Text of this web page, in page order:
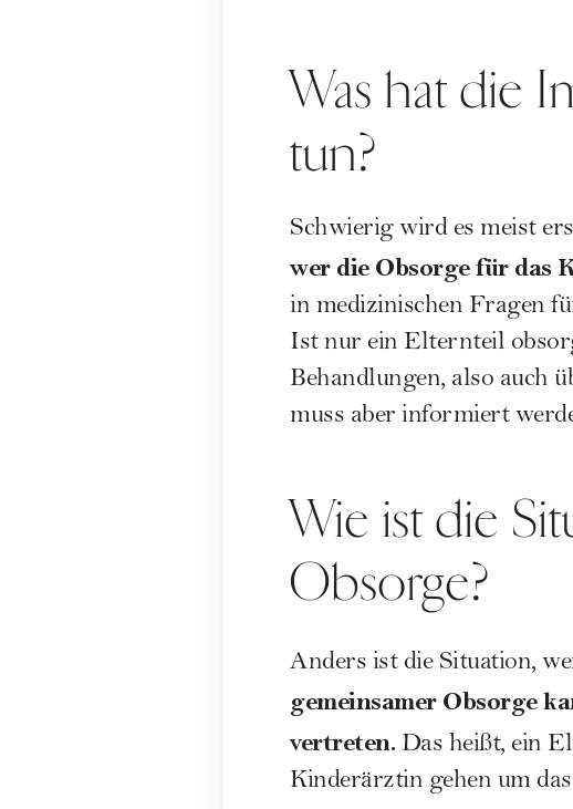
Was hat die
tun?
Schwierig wird es meist
wer die Obsorge für das
in medizinischen Fragen
Ist nur ein Elternteil
Behandlungen, also auch
muss aber informiert
Wie ist die
Obsorge?
Anders ist die Situation,
gemeinsamer Obsorge
vertreten.Das heißt, ein
Kinderärztin gehen um